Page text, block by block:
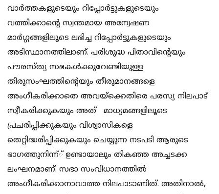
വാര്‍ത്തകളുടെയും റിപ്പോര്‍ട്ടുകളുടെയും
വത്തിക്കാന്റെ സ്വന്തമായ അന്വേഷണ
മാര്‍ഗ്ഗങ്ങളിലൂടെ ലഭിച്ച റിപ്പോര്‍ട്ടുകളുടെയും
അടിസ്ഥാനത്തിലാണ്. പരിശുദ്ധ പിതാവിന്റെയും
പൗരസ്ത്യ സഭകള്‍ക്കുവേണ്ടിയുള്ള
തിരുസംഘത്തിന്റെയും തീരുമാനങ്ങളെ
അംഗീകരിക്കാതെ അവയ്‌ക്കെതിരെ പരസ്യ നിലപാട്
സ്വീകരിക്കുകയും അത് മാധ്യമങ്ങളിലൂടെ
പ്രചരിപ്പിക്കുകയും വിശ്വാസികളെ
തെറ്റിദ്ധരിപ്പിക്കുകയും ചെയ്യുന്ന നടപടി ആരുടെ
ഭാഗത്തുനിന്ന്് ഉണ്ടായാലും തികഞ്ഞ അച്ചടക്ക
ലംഘനമാണ്. സഭാ സംവിധാനത്തില്‍
അംഗീകരിക്കാനാവാത്ത നിലപാടാണിത്. അതിനാല്‍,